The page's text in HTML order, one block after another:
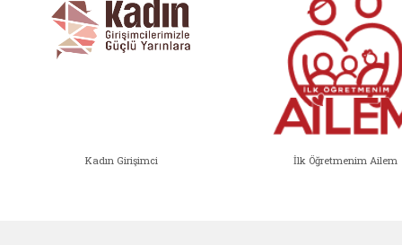
Kadın Girişimci İlk Öğretmenim Ailem